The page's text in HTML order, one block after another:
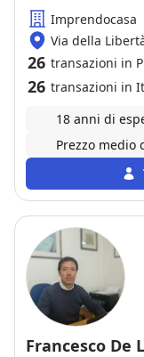
Imprendocasa
Via della
26 transazioni in
26 transazioni in
18 anni di
Prezzo medio
Francesco De